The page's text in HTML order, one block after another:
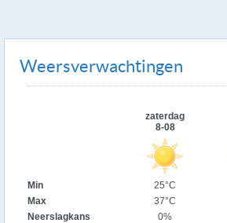
Weersverwachtingen
zaterdag
8-08
Min 25°C
Max
37°C
Neerslagkans
0%